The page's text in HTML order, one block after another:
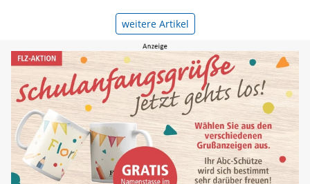
weitere Artikel